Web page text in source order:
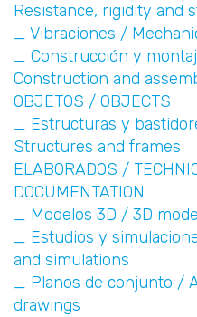
Resistance, rigidity and
_ Vibraciones /
_ Construcción y
Construction and
OBJETOS / OBJECTS
_ Estructuras y
Structures and frames
ELABORADOS /
DOCUMENTATION
_ Modelos 3D / 3D
_ Estudios y
and simulations
_ Planos de conjunto /
drawings